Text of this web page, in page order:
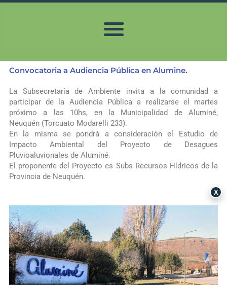
Convocatoria a Audiencia Pública en Alumine.
La Subsecretaría de Ambiente invita a la comunidad a
participar de la Audiencia Pública a realizarse el martes
próximo a las 10hs, en la Municipalidad de Aluminé,
Neuquén (Torcuato Modarelli 233).
En la misma se pondrá a consideración el Estudio de
Impacto Ambiental del Proyecto de Desagues
Pluvioaluvionales de Aluminé.
El proponente del Proyecto es Subs Recursos Hídricos de la
Provincia de Neuquén.
X